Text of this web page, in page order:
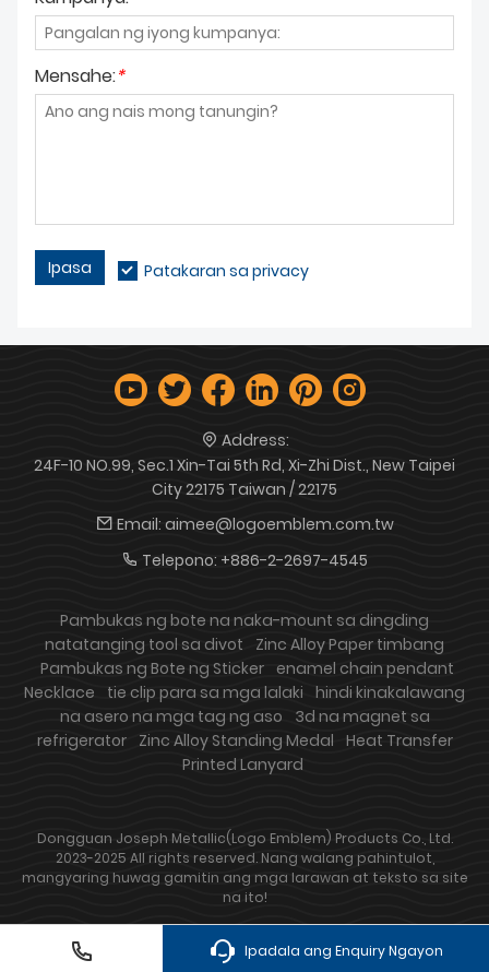
Mensahe:*
Ipasa Patakaran sa privacy
Address:
24F-10 NO.99, Sec.1 Xin-Tai 5th Rd, Xi-Zhi Dist., New Taipei
City 22175 Taiwan / 22175
Email: aimee@logoemblem.com.tw
Telepono: +886-2-2697-4545
Pambukas ng bote na naka-mount sa dingding
natatanging tool sa divot
Zinc Alloy Paper timbang
Pambukas ng Bote ng Sticker
enamel chain pendant
Necklace
tie clip para sa mga lalaki hindi kinakalawang
na asero na mga tag ng aso
3d na magnet sa
refrigerator
Zinc Alloy Standing Medal Heat Transfer
Printed Lanyard
Dongguan Joseph Metallic(Logo Emblem) Products Co., Ltd.
2023-2025 All rights reserved. Nang walang pahintulot,
mangyaring huwag gamitin ang mga larawan at teksto sa site
na ito!
Ipadala ang Enquiry Ngayon